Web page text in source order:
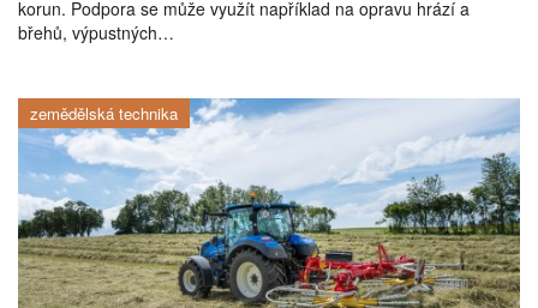
korun. Podpora se může využít například na opravu hrází a
břehů, výpustných…
zemědělská technika